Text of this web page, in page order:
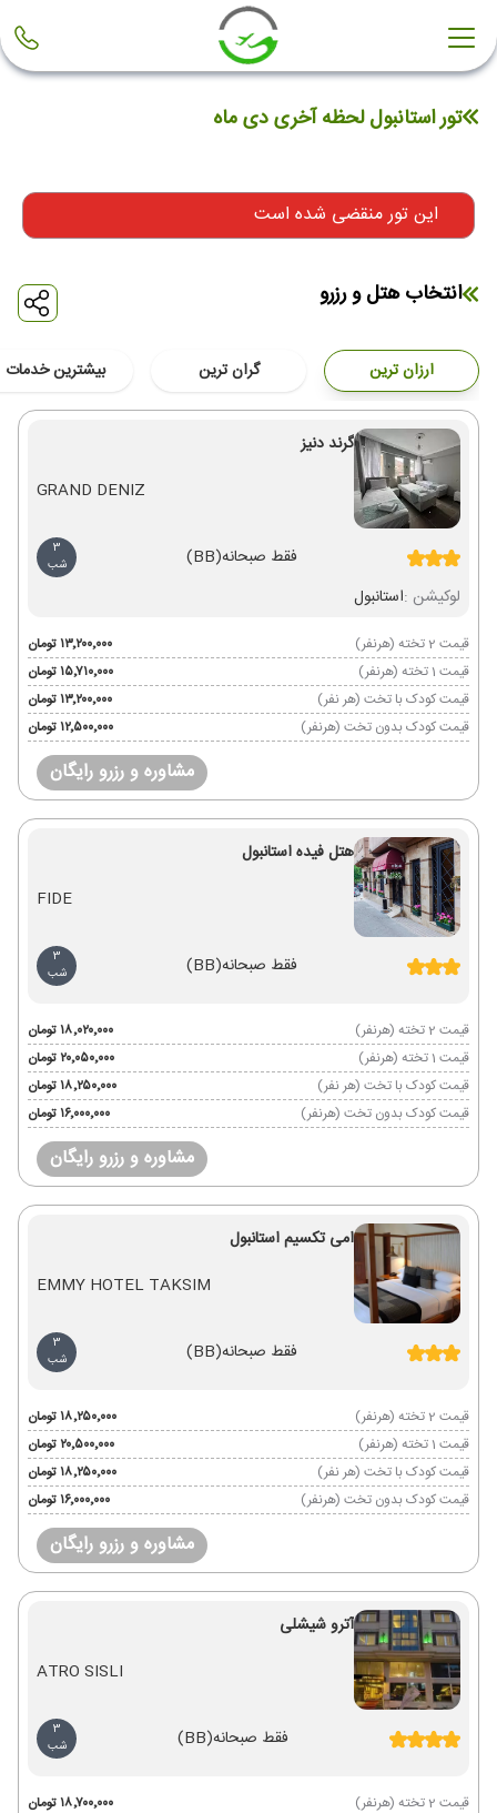
تور استانبول لحظه آخری دی ماه
این تور منقضی شده است
انتخاب هتل و رزرو
ارزان ترین گران ترین بیشترین خدمات
گرند دنیز
GRAND DENIZ
فقط صبحانه(BB)
3
شب
لوکیشن :استانبول
قیمت 2 تخته (هرنفر)
۱۳٬۲۰۰٬۰۰۰ تومان
قیمت 1 تخته (هرنفر)
۱۵٬۷۱۰٬۰۰۰ تومان
قیمت کودک با تخت (هر نفر)
۱۳٬۲۰۰٬۰۰۰ تومان
قیمت کودک بدون تخت (هرنفر)
۱۲٬۵۰۰٬۰۰۰ تومان
مشاوره و رزرو رایگان
هتل فیده استانبول
FIDE
فقط صبحانه(BB)
3
شب
قیمت 2 تخته (هرنفر)
۱۸٬۰۲۰٬۰۰۰ تومان
قیمت 1 تخته (هرنفر)
۲۰٬۰۵۰٬۰۰۰ تومان
قیمت کودک با تخت (هر نفر)
۱۸٬۲۵۰٬۰۰۰ تومان
قیمت کودک بدون تخت (هرنفر)
۱۶٬۰۰۰٬۰۰۰ تومان
مشاوره و رزرو رایگان
امی تکسیم استانبول
EMMY HOTEL TAKSIM
فقط صبحانه(BB)
3
شب
قیمت 2 تخته (هرنفر)
۱۸٬۲۵۰٬۰۰۰ تومان
قیمت 1 تخته (هرنفر)
۲۰٬۵۰۰٬۰۰۰ تومان
قیمت کودک با تخت (هر نفر)
۱۸٬۲۵۰٬۰۰۰ تومان
قیمت کودک بدون تخت (هرنفر)
۱۶٬۰۰۰٬۰۰۰ تومان
مشاوره و رزرو رایگان
آترو شیشلی
ATRO SISLI
فقط صبحانه(BB)
3
شب
قیمت 2 تخته (هرنفر)
۱۸٬۷۰۰٬۰۰۰ تومان